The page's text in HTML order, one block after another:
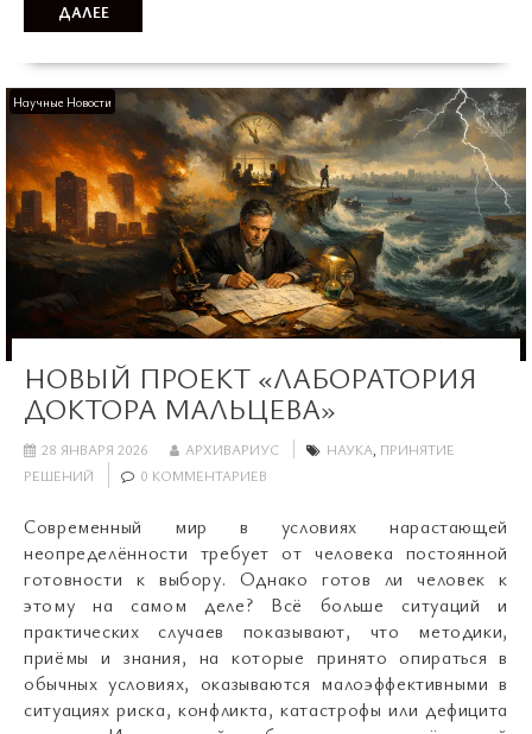
ДАЛЕЕ
Научные Новости
НОВЫЙ ПРОЕКТ «ЛАБОРАТОРИЯ
ДОКТОРА МАЛЬЦЕВА»
28 ЯНВАРЯ 2026 АРХИВАРИУС НАУКА, ПРИНЯТИЕ
РЕШЕНИЙ
0 КОММЕНТАРИЕВ
Современный мир в условиях нарастающей
неопределённости требует от человека постоянной
готовности к выбору. Однако готов ли человек к
этому на самом деле? Всё больше ситуаций и
практических случаев показывают, что методики,
приёмы и знания, на которые принято опираться в
обычных условиях, оказываются малоэффективными в
ситуациях риска, конфликта, катастрофы или дефицита